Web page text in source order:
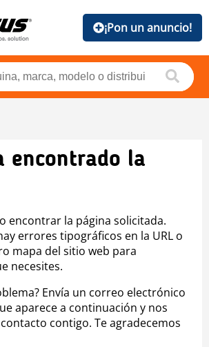
¡Pon un anuncio!
encontrado la
encontrar la página solicitada.
errores tipográficos en la URL o
mapa del sitio web para
necesites.
Envía un correo electrónico
aparece a continuación y nos
contigo. Te agradecemos